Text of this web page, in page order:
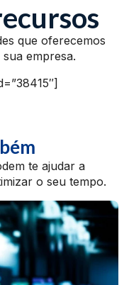
que oferecemos
empresa.
te ajudar a
o seu tempo.